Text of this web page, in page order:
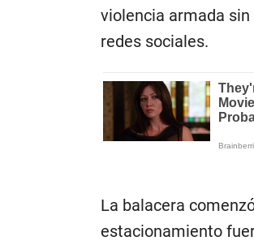
violencia armada sin
redes sociales.
La balacera
estacionamiento